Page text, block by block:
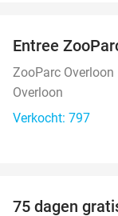
Entree
ZooParc Overloon
Overloon
Verkocht: 797
75 dagen